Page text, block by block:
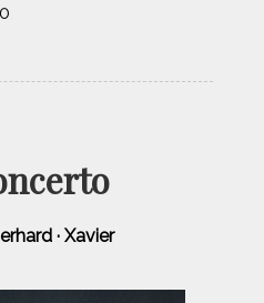
· Xavier